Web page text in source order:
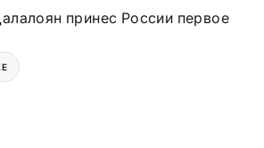
принес России первое